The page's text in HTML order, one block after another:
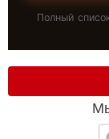
Полный